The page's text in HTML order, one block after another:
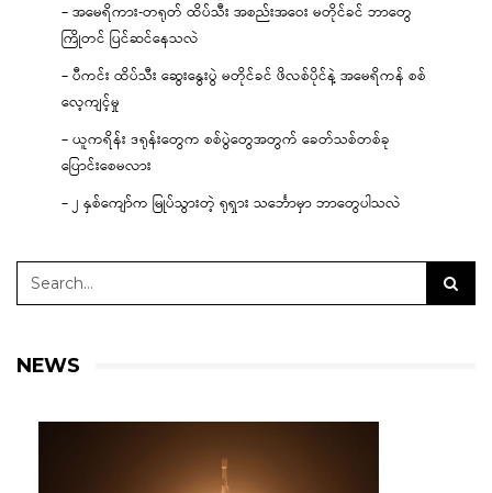
– အမေရိကား-တရုတ် ထိပ်သီး အစည်းအဝေး မတိုင်ခင် ဘာတွေ
ကြိုတင် ပြင်ဆင်နေသလဲ
– ပီကင်း ထိပ်သီး ဆွေးနွေးပွဲ မတိုင်ခင် ဖိလစ်ပိုင်နဲ့ အမေရိကန် စစ်
လေ့ကျင့်မှု
– ယူကရိန်း ဒရုန်းတွေက စစ်ပွဲတွေအတွက် ခေတ်သစ်တစ်ခု
ပြောင်းစေမလား
– ၂ နှစ်ကျော်က မြုပ်သွားတဲ့ ရုရှား သင်္ဘောမှာ ဘာတွေပါသလဲ
NEWS